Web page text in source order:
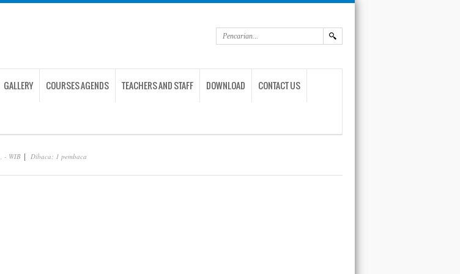
GALLERY COURSES AGENDS TEACHERS AND STAFF DOWNLOAD CONTACT US
, - WIB Dibaca: 1 pembaca